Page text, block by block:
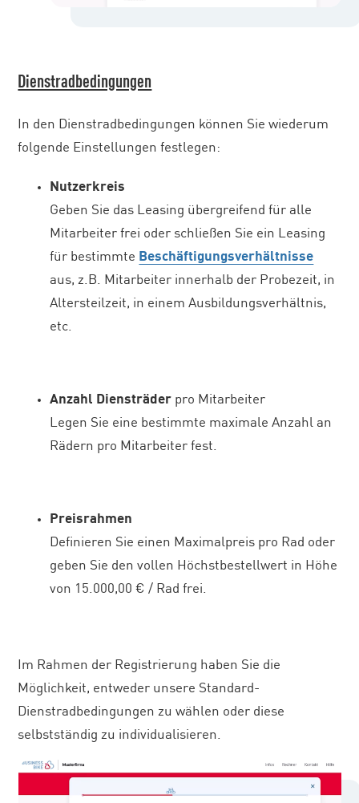
Dienstradbedingungen
In den Dienstradbedingungen können Sie wiederum
folgende Einstellungen festlegen:
Nutzerkreis
Geben Sie das Leasing übergreifend für alle
Mitarbeiter frei oder schließen Sie ein Leasing
für bestimmte Beschäftigungsverhältnisse
aus, z.B. Mitarbeiter innerhalb der Probezeit, in
Altersteilzeit, in einem Ausbildungsverhältnis,
etc.
Anzahl Diensträder pro Mitarbeiter
Legen Sie eine bestimmte maximale Anzahl an
Rädern pro Mitarbeiter fest.
Preisrahmen
Definieren Sie einen Maximalpreis pro Rad oder
geben Sie den vollen Höchstbestellwert in Höhe
von 15.000,00 € / Rad frei.
Im Rahmen der Registrierung haben Sie die
Möglichkeit, entweder unsere Standard-
Dienstradbedingungen zu wählen oder diese
selbstständig zu individualisieren.